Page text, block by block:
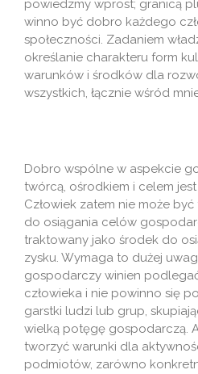
powiedzmy wprost; granicą
winno być dobro każdego
społeczności. Zadaniem
określanie charakteru form
warunków i środków dla
wszystkich, łącznie wśród
Dobro wspólne w aspekcie
twórcą, ośrodkiem i celem jest
Człowiek zatem nie może
do osiągania celów
traktowany jako środek do
zysku. Wymaga to dużej
gospodarczy winien
człowieka i nie powinno się
garstki ludzi lub grup,
wielką potęgę gospodarczą.
tworzyć warunki dla
podmiotów, zarówno